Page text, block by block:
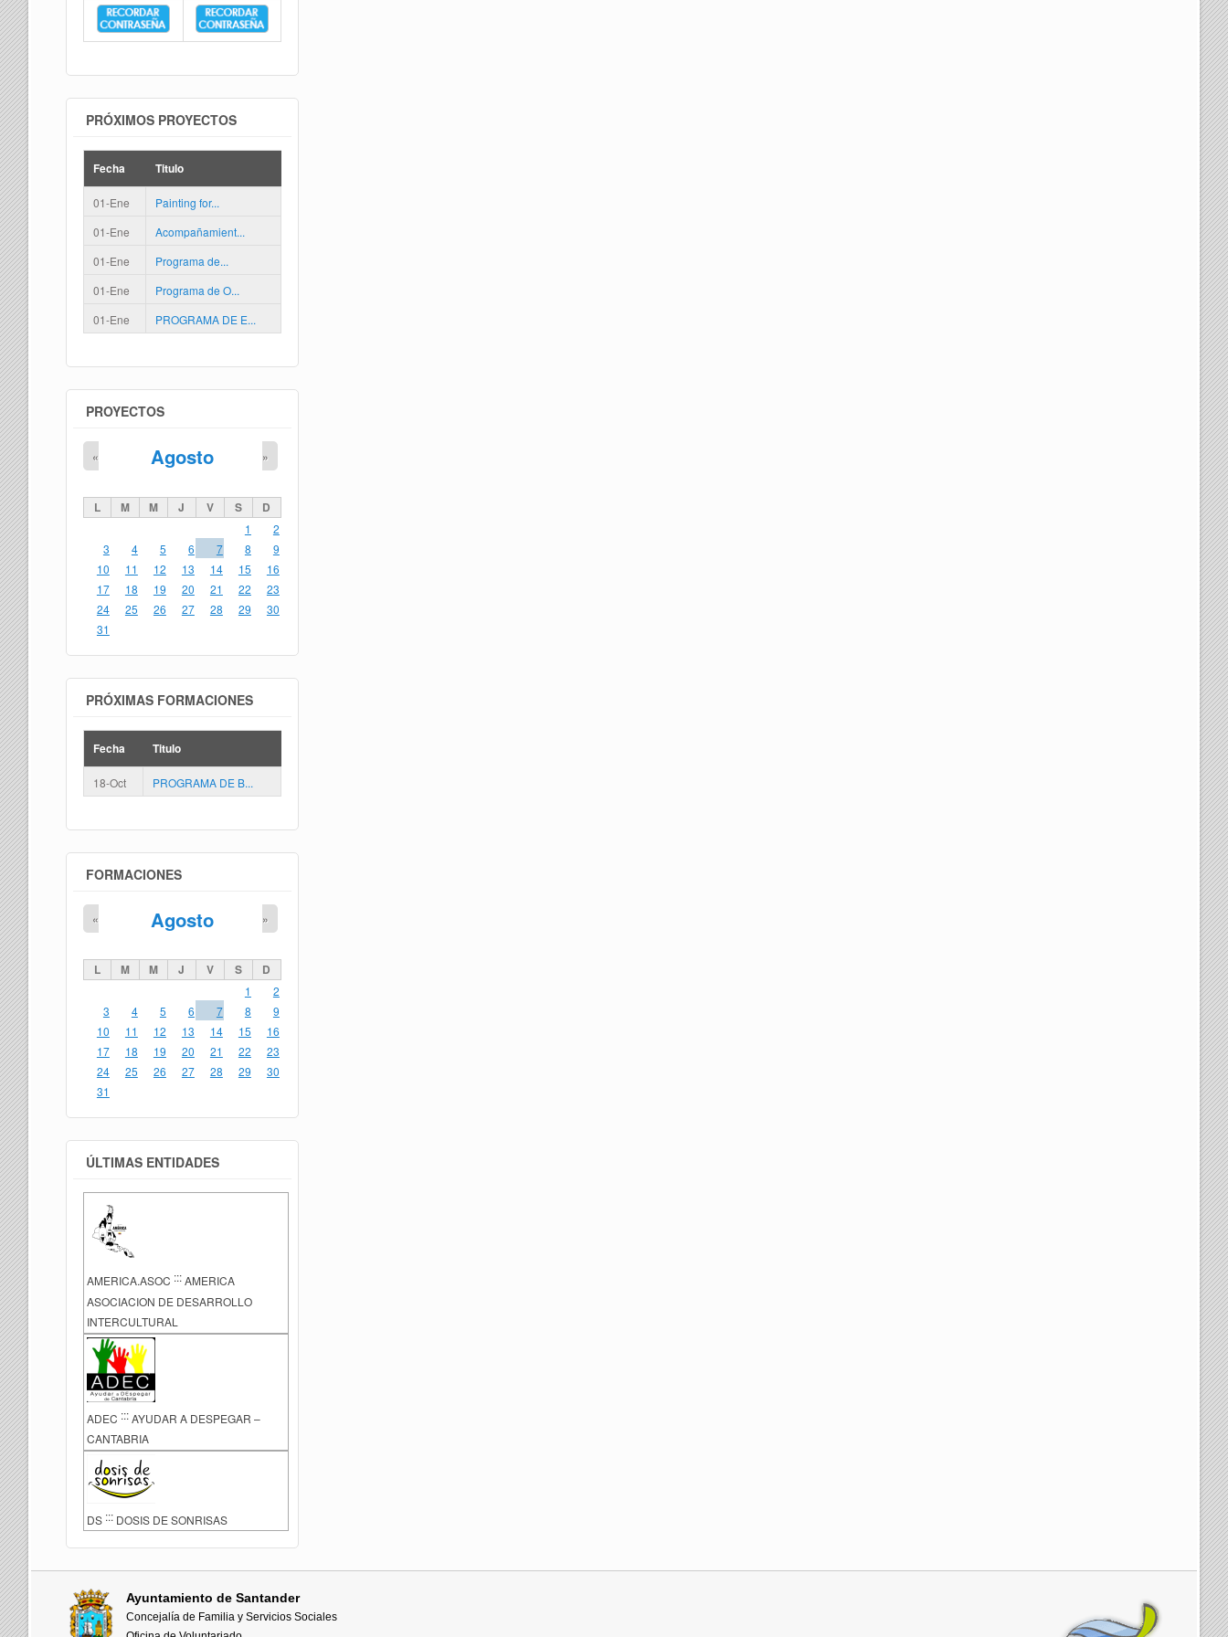
PRÓXIMOS PROYECTOS
Fecha Titulo
01-Ene
Painting for...
01-Ene
Acompañamient...
01-Ene
Programa de...
01-Ene
Programa de O...
01-Ene
PROGRAMA DE E...
PROYECTOS
Agosto
« »
L M M J V S D
1
2
3
4 5 6 7 8
9
10
11 12 13 14 15
16
17
18 19 20 21 22
23
24
25 26 27 28 29
30
31
PRÓXIMAS FORMACIONES
Fecha Titulo
18-Oct PROGRAMA DE B...
FORMACIONES
Agosto
« »
L M M J V S D
1
2
3
4 5 6 7 8
9
10
11 12 13 14 15
16
17
18 19 20 21 22
23
24
25 26 27 28 29
30
31
ÚLTIMAS ENTIDADES
AMERICA.ASOC :::AMERICA
ASOCIACION DE DESARROLLO
INTERCULTURAL
ADEC ::: AYUDAR A DESPEGAR –
CANTABRIA
DS ::: DOSIS DE SONRISAS
Ayuntamiento de Santander
Concejalía de Familia y Servicios Sociales